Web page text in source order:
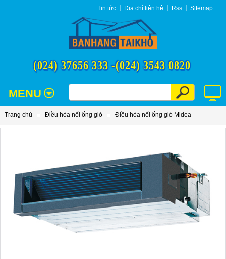
Tin tức Địa chỉ liên hệ Rss Sitemap
(024) 37656 333 -(024) 3543 0820
MENU
Trang chủ Điều hòa nối ống gió Điều hòa nối ống gió Midea